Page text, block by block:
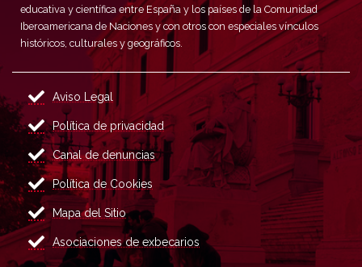
educativa y científica entre España y los países de la Comunidad
Iberoamericana de Naciones y con otros con especiales vínculos
históricos, culturales y geográficos.
Aviso Legal
Política de privacidad
Canal de denuncias
Política de Cookies
Mapa del Sitio
Asociaciones de exbecarios